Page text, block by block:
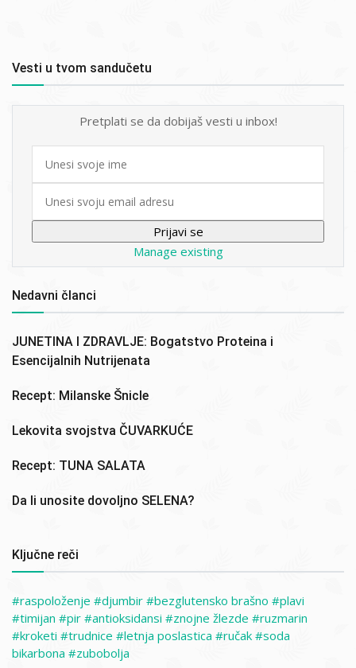
Vesti u tvom sandučetu
Pretplati se da dobijaš vesti u inbox!
First
Manage existing
Nedavni članci
JUNETINA I ZDRAVLJE: Bogatstvo Proteina i
Esencijalnih Nutrijenata
Recept: Milanske Šnicle
Lekovita svojstva ČUVARKUĆE
Recept: TUNA SALATA
Da li unosite dovoljno SELENA?
Ključne reči
raspoloženje djumbir bezglutensko brašno
plavi
timijan
pir antioksidansi znojne žlezde
ruzmarin
kroketi
trudnice letnja poslastica ručak
soda
bikarbona
zubobolja